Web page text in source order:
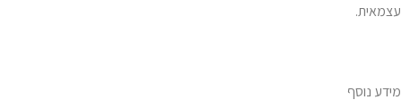
עצמאית.
מידע נוסף